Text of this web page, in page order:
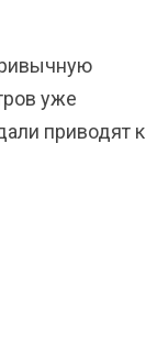
уже
приводят к